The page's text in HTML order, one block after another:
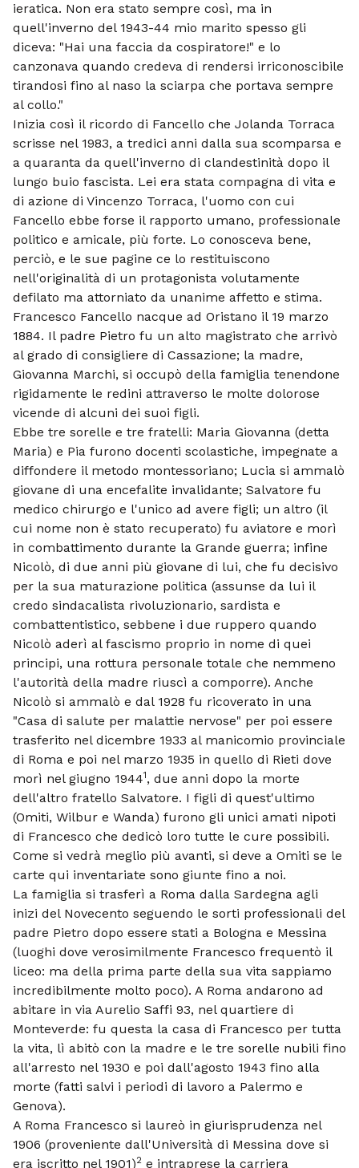
ieratica. Non era stato sempre così, ma in
quell'inverno del 1943-44 mio marito spesso gli
diceva: "Hai una faccia da cospiratore!" e lo
canzonava quando credeva di rendersi irriconoscibile
tirandosi fino al naso la sciarpa che portava sempre
al collo."
Inizia così il ricordo di Fancello che Jolanda Torraca
scrisse nel 1983, a tredici anni dalla sua scomparsa e
a quaranta da quell'inverno di clandestinità dopo il
lungo buio fascista. Lei era stata compagna di vita e
di azione di Vincenzo Torraca, l'uomo con cui
Fancello ebbe forse il rapporto umano, professionale
politico e amicale, più forte. Lo conosceva bene,
perciò, e le sue pagine ce lo restituiscono
nell'originalità di un protagonista volutamente
defilato ma attorniato da unanime affetto e stima.
Francesco Fancello nacque ad Oristano il 19 marzo
1884. Il padre Pietro fu un alto magistrato che arrivò
al grado di consigliere di Cassazione; la madre,
Giovanna Marchi, si occupò della famiglia tenendone
rigidamente le redini attraverso le molte dolorose
vicende di alcuni dei suoi figli.
Ebbe tre sorelle e tre fratelli: Maria Giovanna (detta
Maria) e Pia furono docenti scolastiche, impegnate a
diffondere il metodo montessoriano; Lucia si ammalò
giovane di una encefalite invalidante; Salvatore fu
medico chirurgo e l'unico ad avere figli; un altro (il
cui nome non è stato recuperato) fu aviatore e morì
in combattimento durante la Grande guerra; infine
Nicolò, di due anni più giovane di lui, che fu decisivo
per la sua maturazione politica (assunse da lui il
credo sindacalista rivoluzionario, sardista e
combattentistico, sebbene i due ruppero quando
Nicolò aderì al fascismo proprio in nome di quei
principi, una rottura personale totale che nemmeno
l'autorità della madre riuscì a comporre). Anche
Nicolò si ammalò e dal 1928 fu ricoverato in una
"Casa di salute per malattie nervose" per poi essere
trasferito nel dicembre 1933 al manicomio provinciale
di Roma e poi nel marzo 1935 in quello di Rieti dove
morì nel giugno 19441, due anni dopo la morte
dell'altro fratello Salvatore. I figli di quest'ultimo
(Omiti, Wilbur e Wanda) furono gli unici amati nipoti
di Francesco che dedicò loro tutte le cure possibili.
Come si vedrà meglio più avanti, si deve a Omiti se le
carte qui inventariate sono giunte fino a noi.
La famiglia si trasferì a Roma dalla Sardegna agli
inizi del Novecento seguendo le sorti professionali del
padre Pietro dopo essere stati a Bologna e Messina
(luoghi dove verosimilmente Francesco frequentò il
liceo: ma della prima parte della sua vita sappiamo
incredibilmente molto poco). A Roma andarono ad
abitare in via Aurelio Saffi 93, nel quartiere di
Monteverde: fu questa la casa di Francesco per tutta
la vita, lì abitò con la madre e le tre sorelle nubili fino
all'arresto nel 1930 e poi dall'agosto 1943 fino alla
morte (fatti salvi i periodi di lavoro a Palermo e
Genova).
A Roma Francesco si laureò in giurisprudenza nel
1906 (proveniente dall'Università di Messina dove si
era iscritto nel 1901)2 e intraprese la carriera